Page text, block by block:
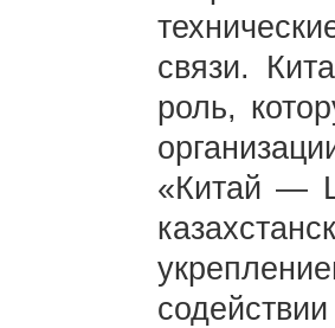
связи.
роль,
«Китай —